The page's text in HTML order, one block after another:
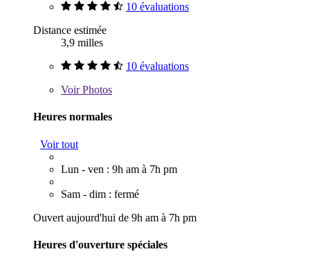
10 évaluations
Distance estimée
3,9 milles
10 évaluations
VoirPhotos
Heures normales
Voir tout
Lun - ven : 9h am à 7h pm
Sam - dim : fermé
Ouvert aujourd'hui de 9h am à 7h pm
Heures d'ouverture spéciales